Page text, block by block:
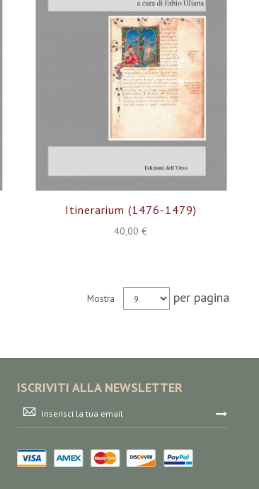
Itinerarium (1476-1479)
40,00 €
Mostra per pagina
ISCRIVITI ALLA NEWSLETTER
Iscriviti
alla
nostra